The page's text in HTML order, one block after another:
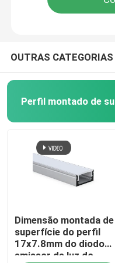
Produtos
Sobre nós
OUTRAS
Dimensão montada de
superfície do perfil
17x7.8mm do diodo
emissor de luz do